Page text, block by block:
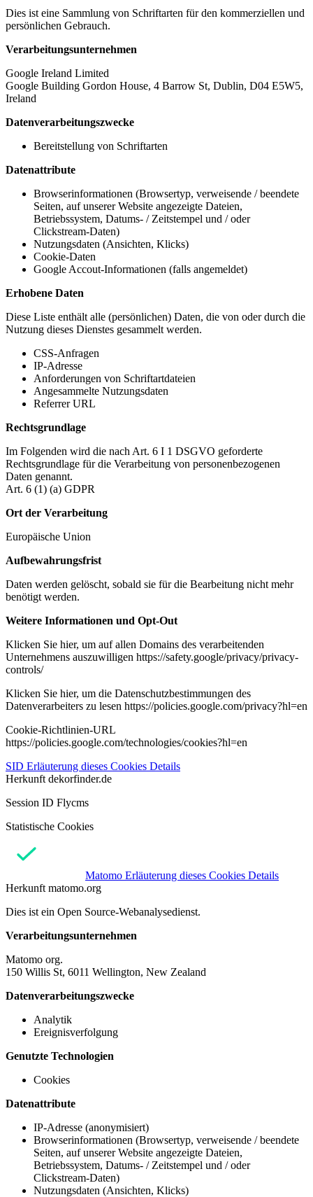
Dies ist eine Sammlung von Schriftarten für den kommerziellen und
persönlichen Gebrauch.
Verarbeitungsunternehmen
Google Ireland Limited
Google Building Gordon House, 4 Barrow St, Dublin, D04 E5W5,
Ireland
Datenverarbeitungszwecke
Bereitstellung von Schriftarten
Datenattribute
Browserinformationen (Browsertyp, verweisende / beendete
Seiten, auf unserer Website angezeigte Dateien,
Betriebssystem, Datums- / Zeitstempel und / oder
Clickstream-Daten)
Nutzungsdaten (Ansichten, Klicks)
Cookie-Daten
Google Accout-Informationen (falls angemeldet)
Erhobene Daten
Diese Liste enthält alle (persönlichen) Daten, die von oder durch die
Nutzung dieses Dienstes gesammelt werden.
CSS-Anfragen
IP-Adresse
Anforderungen von Schriftartdateien
Angesammelte Nutzungsdaten
Referrer URL
Rechtsgrundlage
Im Folgenden wird die nach Art. 6 I 1 DSGVO geforderte
Rechtsgrundlage für die Verarbeitung von personenbezogenen
Daten genannt.
Art. 6 (1) (a) GDPR
Ort der Verarbeitung
Europäische Union
Aufbewahrungsfrist
Daten werden gelöscht, sobald sie für die Bearbeitung nicht mehr
benötigt werden.
Weitere Informationen und Opt-Out
Klicken Sie hier, um auf allen Domains des verarbeitenden
Unternehmens auszuwilligen https://safety.google/privacy/privacy-
controls/
Klicken Sie hier, um die Datenschutzbestimmungen des
Datenverarbeiters zu lesen https://policies.google.com/privacy?hl=en
Cookie-Richtlinien-URL
https://policies.google.com/technologies/cookies?hl=en
SID Erläuterung dieses Cookies Details
Herkunft dekorfinder.de
Session ID Flycms
Statistische Cookies
Matomo Erläuterung dieses Cookies Details
Herkunft matomo.org
Dies ist ein Open Source-Webanalysedienst.
Verarbeitungsunternehmen
Matomo org.
150 Willis St, 6011 Wellington, New Zealand
Datenverarbeitungszwecke
Analytik
Ereignisverfolgung
Genutzte Technologien
Cookies
Datenattribute
IP-Adresse (anonymisiert)
Browserinformationen (Browsertyp, verweisende / beendete
Seiten, auf unserer Website angezeigte Dateien,
Betriebssystem, Datums- / Zeitstempel und / oder
Clickstream-Daten)
Nutzungsdaten (Ansichten, Klicks)